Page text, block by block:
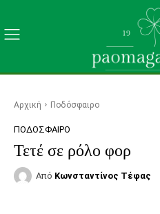
Αρχική Ποδόσφαιρο
ΠΟΔΌΣΦΑΙΡΟ
Τετέ σε ρόλο φορ
Από Κωνσταντίνος Τέφας